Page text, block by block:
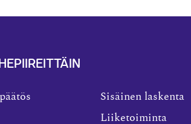
Sisäinen laskenta
Liiketoiminta